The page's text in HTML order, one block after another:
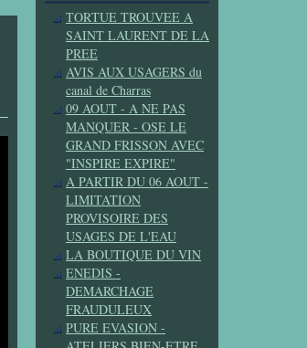
TORTUE TROUVEE A
SAINT LAURENT DE LA
PREE
AVIS AUX USAGERS du
canal de Charras
09 AOUT - A NE PAS
MANQUER - OSE LE
GRAND FRISSON AVEC
"INSPIRE EXPIRE"
A PARTIR DU 06 AOUT -
LIMITATION
PROVISOIRE DES
USAGES DE L'EAU
LA BOUTIQUE DU VIN
ENEDIS -
DEMARCHAGE
FRAUDULEUX
PURE EVASION -